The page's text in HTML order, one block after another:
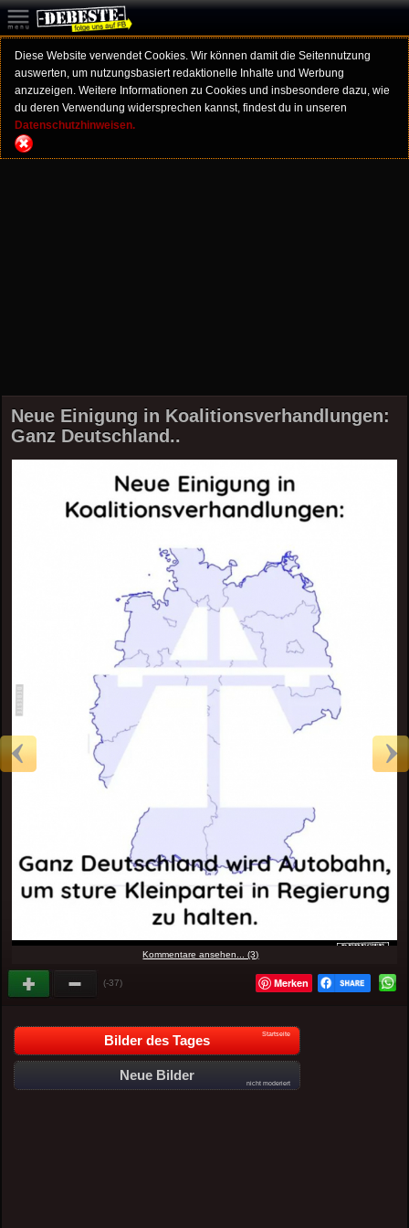
Diese Website verwendet Cookies. Wir können damit die Seitennutzung
auswerten, um nutzungsbasiert redaktionelle Inhalte und Werbung
anzuzeigen. Weitere Informationen zu Cookies und insbesondere dazu, wie
du deren Verwendung widersprechen kannst, findest du in unseren
Datenschutzhinweisen.
Neue Einigung in Koalitionsverhandlungen:
Ganz Deutschland..
Kommentare ansehen... (3)
(-37) Merken
Bilder des Tages Startseite
Neue Bilder
nicht moderiert